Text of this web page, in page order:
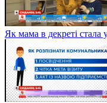
Як мама в декреті